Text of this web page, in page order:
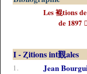
Les 裩tions
de 1897
I - Ȥitions int覲ales
1.
Jean